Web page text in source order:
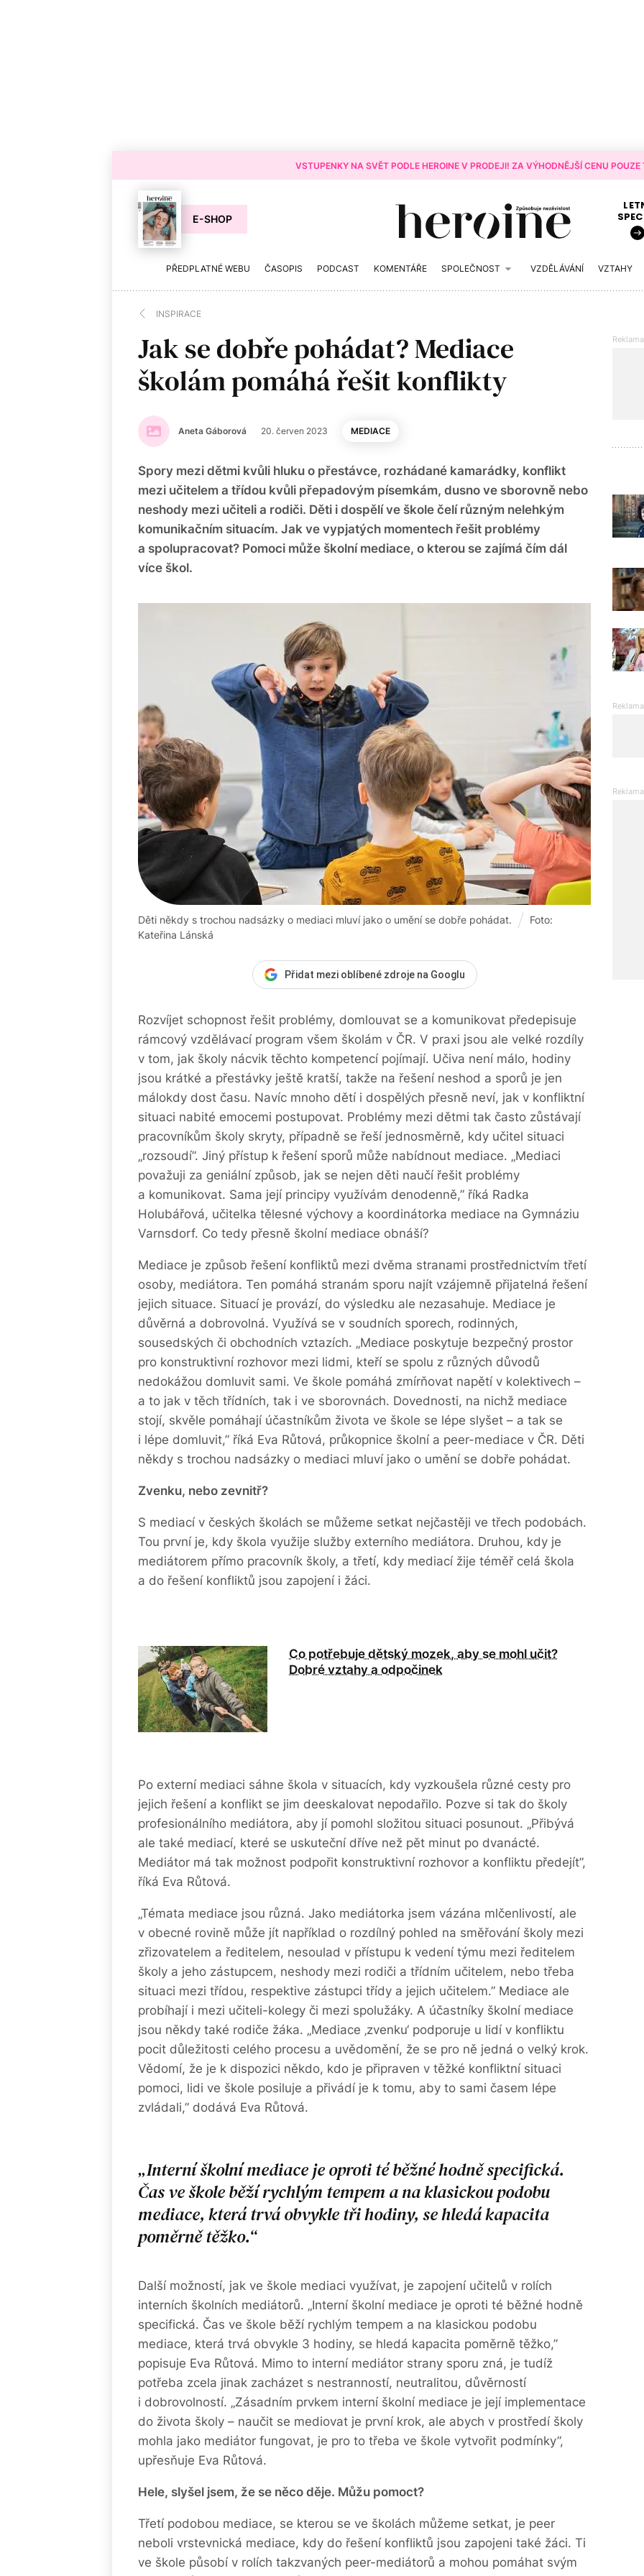
VSTUPENKY NA SVĚT PODLE HEROINE V PRODEJI! ZA VÝHODNĚJŠÍ CENU
E-SHOP
PŘEDPLATNÉ WEBU ČASOPIS PODCAST KOMENTÁŘE SPOLEČNOST VZDĚLÁVÁNÍ VZTAHY
INSPIRACE
Jak se dobře pohádat? Mediace
školám pomáhá řešit konflikty
Aneta Gáborová 20. červen 2023 MEDIACE
Spory mezi dětmi kvůli hluku o přestávce, rozhádané kamarádky, konflikt
mezi učitelem a třídou kvůli přepadovým písemkám, dusno ve sborovně nebo
neshody mezi učiteli a rodiči. Děti i dospělí ve škole čelí různým nelehkým
komunikačním situacím. Jak ve vypjatých momentech řešit problémy
a spolupracovat? Pomoci může školní mediace, o kterou se zajímá čím dál
více škol.
Děti někdy s trochou nadsázky o mediaci mluví jako o umění se dobře pohádat.
Foto:
Kateřina Lánská
Přidat mezi oblíbené zdroje na Googlu
Rozvíjet schopnost řešit problémy, domlouvat se a komunikovat předepisuje
rámcový vzdělávací program všem školám v ČR. V praxi jsou ale velké rozdíly
v tom, jak školy nácvik těchto kompetencí pojímají. Učiva není málo, hodiny
jsou krátké a přestávky ještě kratší, takže na řešení neshod a sporů je jen
málokdy dost času. Navíc mnoho dětí i dospělých přesně neví, jak v konfliktní
situaci nabité emocemi postupovat. Problémy mezi dětmi tak často zůstávají
pracovníkům školy skryty, případně se řeší jednosměrně, kdy učitel situaci
„rozsoudí”. Jiný přístup k řešení sporů může nabídnout mediace. „Mediaci
považuji za geniální způsob, jak se nejen děti naučí řešit problémy
a komunikovat. Sama její principy využívám denodenně,” říká Radka
Holubářová, učitelka tělesné výchovy a koordinátorka mediace na Gymnáziu
Varnsdorf. Co tedy přesně školní mediace obnáší?
Mediace je způsob řešení konfliktů mezi dvěma stranami prostřednictvím třetí
osoby, mediátora. Ten pomáhá stranám sporu najít vzájemně přijatelná řešení
jejich situace. Situací je provází, do výsledku ale nezasahuje. Mediace je
důvěrná a dobrovolná. Využívá se v soudních sporech, rodinných,
sousedských či obchodních vztazích. „Mediace poskytuje bezpečný prostor
pro konstruktivní rozhovor mezi lidmi, kteří se spolu z různých důvodů
nedokážou domluvit sami. Ve škole pomáhá zmírňovat napětí v kolektivech –
a to jak v těch třídních, tak i ve sborovnách. Dovednosti, na nichž mediace
stojí, skvěle pomáhají účastníkům života ve škole se lépe slyšet – a tak se
i lépe domluvit,” říká Eva Růtová, průkopnice školní a peer-mediace v ČR. Děti
někdy s trochou nadsázky o mediaci mluví jako o umění se dobře pohádat.
Zvenku, nebo zevnitř?
S mediací v českých školách se můžeme setkat nejčastěji ve třech podobách.
Tou první je, kdy škola využije služby externího mediátora. Druhou, kdy je
mediátorem přímo pracovník školy, a třetí, kdy mediací žije téměř celá škola
a do řešení konfliktů jsou zapojení i žáci.
Co potřebuje dětský mozek, aby se mohl učit?
Dobré vztahy a odpočinek
Po externí mediaci sáhne škola v situacích, kdy vyzkoušela různé cesty pro
jejich řešení a konflikt se jim deeskalovat nepodařilo. Pozve si tak do školy
profesionálního mediátora, aby jí pomohl složitou situaci posunout. „Přibývá
ale také mediací, které se uskuteční dříve než pět minut po dvanácté.
Mediátor má tak možnost podpořit konstruktivní rozhovor a konfliktu předejít”,
říká Eva Růtová.
„Témata mediace jsou různá. Jako mediátorka jsem vázána mlčenlivostí, ale
v obecné rovině může jít například o rozdílný pohled na směřování školy mezi
zřizovatelem a ředitelem, nesoulad v přístupu k vedení týmu mezi ředitelem
školy a jeho zástupcem, neshody mezi rodiči a třídním učitelem, nebo třeba
situaci mezi třídou, respektive zástupci třídy a jejich učitelem.” Mediace ale
probíhají i mezi učiteli-kolegy či mezi spolužáky. A účastníky školní mediace
jsou někdy také rodiče žáka. „Mediace ‚zvenku‘ podporuje u lidí v konfliktu
pocit důležitosti celého procesu a uvědomění, že se pro ně jedná o velký krok.
Vědomí, že je k dispozici někdo, kdo je připraven v těžké konfliktní situaci
pomoci, lidi ve škole posiluje a přivádí je k tomu, aby to sami časem lépe
zvládali,” dodává Eva Růtová.
Interní školní mediace je oproti té běžné hodně specifická.
Čas ve škole běží rychlým tempem a na klasickou podobu
mediace, která trvá obvykle tři hodiny, se hledá kapacita
poměrně těžko.
Další možností, jak ve škole mediaci využívat, je zapojení učitelů v rolích
interních školních mediátorů. „Interní školní mediace je oproti té běžné hodně
specifická. Čas ve škole běží rychlým tempem a na klasickou podobu
mediace, která trvá obvykle 3 hodiny, se hledá kapacita poměrně těžko,”
popisuje Eva Růtová. Mimo to interní mediátor strany sporu zná, je tudíž
potřeba zcela jinak zacházet s nestranností, neutralitou, důvěrností
i dobrovolností. „Zásadním prvkem interní školní mediace je její implementace
do života školy – naučit se mediovat je první krok, ale abych v prostředí školy
mohla jako mediátor fungovat, je pro to třeba ve škole vytvořit podmínky”,
upřesňuje Eva Růtová.
Hele, slyšel jsem, že se něco děje. Můžu pomoct?
Třetí podobou mediace, se kterou se ve školách můžeme setkat, je peer
neboli vrstevnická mediace, kdy do řešení konfliktů jsou zapojeni také žáci. Ti
ve škole působí v rolích takzvaných peer-mediátorů a mohou pomáhat svým